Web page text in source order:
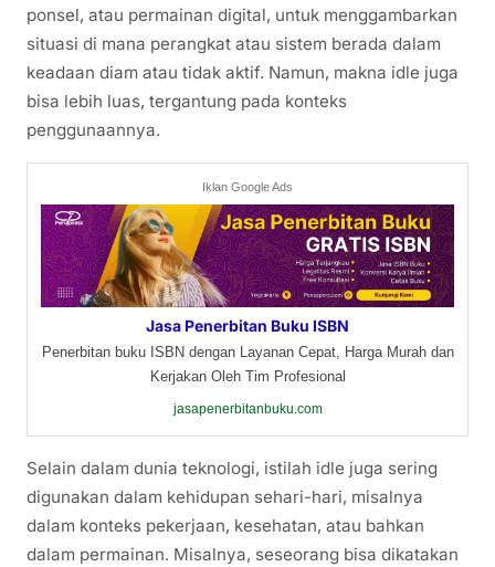
ponsel, atau permainan digital, untuk menggambarkan
situasi di mana perangkat atau sistem berada dalam
keadaan diam atau tidak aktif. Namun, makna idle juga
bisa lebih luas, tergantung pada konteks
penggunaannya.
Iklan Google Ads
Jasa Penerbitan Buku ISBN
Penerbitan buku ISBN dengan Layanan Cepat, Harga Murah dan
Kerjakan Oleh Tim Profesional
jasapenerbitanbuku.com
Selain dalam dunia teknologi, istilah idle juga sering
digunakan dalam kehidupan sehari-hari, misalnya
dalam konteks pekerjaan, kesehatan, atau bahkan
dalam permainan. Misalnya, seseorang bisa dikatakan